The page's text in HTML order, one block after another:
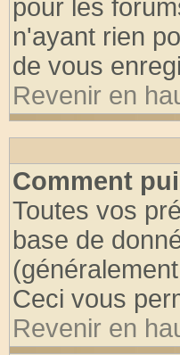
pour les
n'ayant rien
de vous
Revenir en
Comment
Toutes vos
base de
Ceci vous
Revenir en